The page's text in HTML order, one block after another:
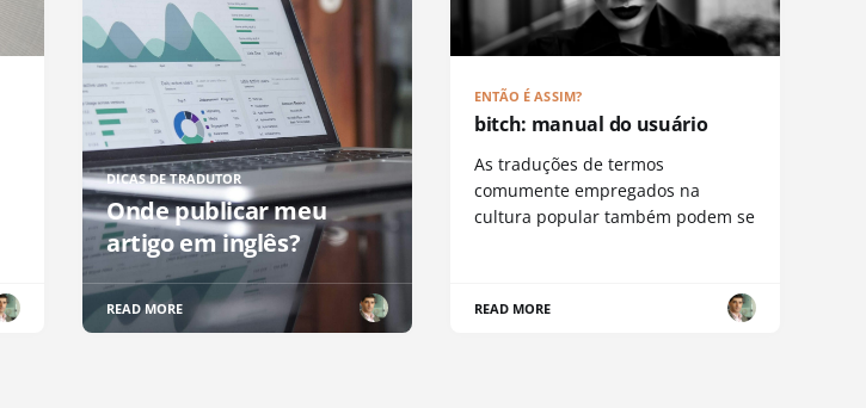
DICAS DE TRADUTOR
Onde publicar meu
artigo em inglês?
READ MORE
ENTÃO É ASSIM?
bitch: manual do usuário
As traduções de termos
comumente empregados na
cultura popular também podem se
READ MORE